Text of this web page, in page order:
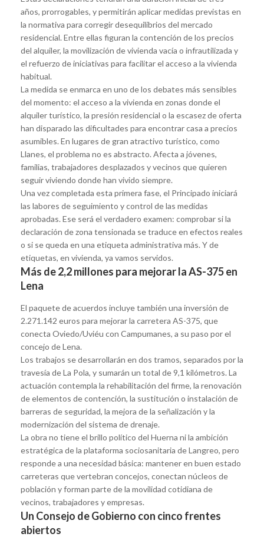
años, prorrogables, y permitirán aplicar medidas previstas en
la normativa para corregir desequilibrios del mercado
residencial. Entre ellas figuran la contención de los precios
del alquiler, la movilización de vivienda vacía o infrautilizada y
el refuerzo de iniciativas para facilitar el acceso a la vivienda
habitual.
La medida se enmarca en uno de los debates más sensibles
del momento: el acceso a la vivienda en zonas donde el
alquiler turístico, la presión residencial o la escasez de oferta
han disparado las dificultades para encontrar casa a precios
asumibles. En lugares de gran atractivo turístico, como
Llanes, el problema no es abstracto. Afecta a jóvenes,
familias, trabajadores desplazados y vecinos que quieren
seguir viviendo donde han vivido siempre.
Una vez completada esta primera fase, el Principado iniciará
las labores de seguimiento y control de las medidas
aprobadas. Ese será el verdadero examen: comprobar si la
declaración de zona tensionada se traduce en efectos reales
o si se queda en una etiqueta administrativa más. Y de
etiquetas, en vivienda, ya vamos servidos.
Más de 2,2 millones para mejorar la AS-375 en
Lena
El paquete de acuerdos incluye también una inversión de
2.271.142 euros para mejorar la carretera AS-375, que
conecta Oviedo/Uviéu con Campumanes, a su paso por el
concejo de Lena.
Los trabajos se desarrollarán en dos tramos, separados por la
travesía de La Pola, y sumarán un total de 9,1 kilómetros. La
actuación contempla la rehabilitación del firme, la renovación
de elementos de contención, la sustitución o instalación de
barreras de seguridad, la mejora de la señalización y la
modernización del sistema de drenaje.
La obra no tiene el brillo político del Huerna ni la ambición
estratégica de la plataforma sociosanitaria de Langreo, pero
responde a una necesidad básica: mantener en buen estado
carreteras que vertebran concejos, conectan núcleos de
población y forman parte de la movilidad cotidiana de
vecinos, trabajadores y empresas.
Un Consejo de Gobierno con cinco frentes
abiertos